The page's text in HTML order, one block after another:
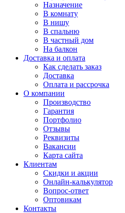
Назначение
В комнату
В нишу
В спальню
В частный дом
На балкон
Доставка и оплата
Как сделать заказ
Доставка
Оплата и рассрочка
О компании
Производство
Гарантия
Портфолио
Отзывы
Реквизиты
Вакансии
Карта сайта
Клиентам
Скидки и акции
Онлайн-калькулятор
Вопрос-ответ
Оптовикам
Контакты